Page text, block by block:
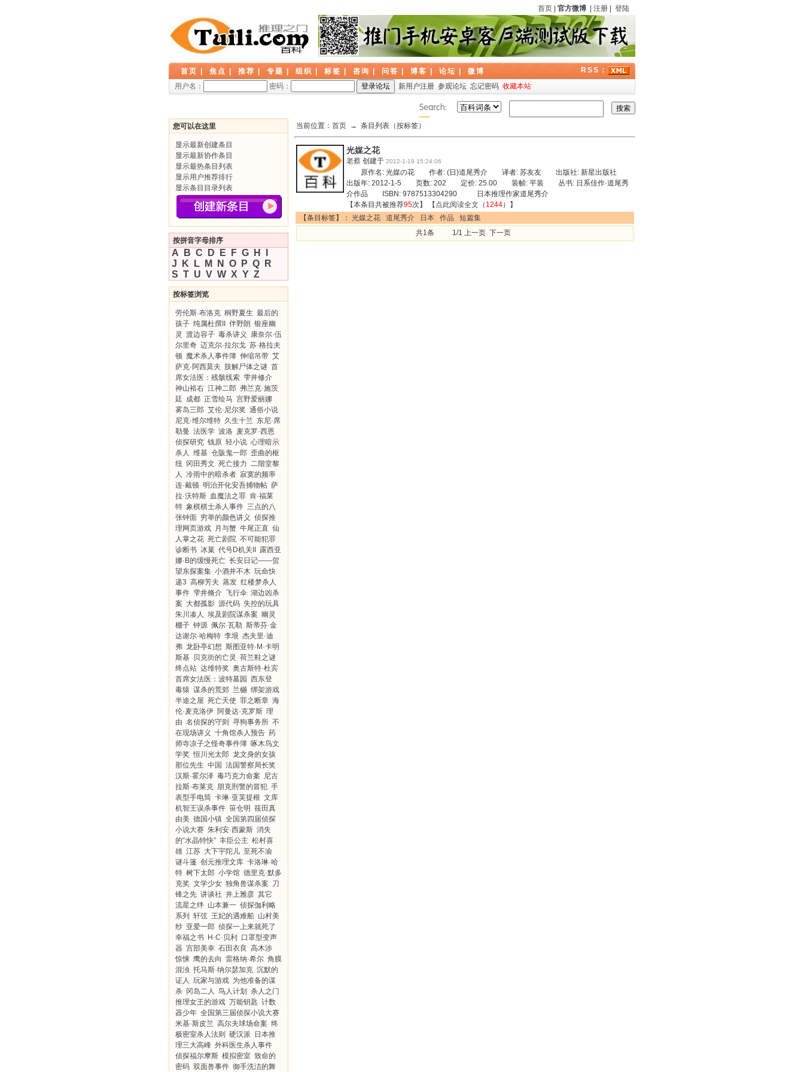
首页 官方微博 注册 登陆
首页 焦点 推荐 专题 组织 标签 咨询 问答 博客 论坛 微博
RSS：
用户名：
密码： 新用户注册 参观论坛 忘记密码 收藏本站
您可以在这里
显示最新创建条目
显示最新协作条目
显示最热条目列表
显示用户推荐排行
显示条目目录列表
按拼音字母排序
A B C D E F G H
J
K L M N O P Q
R
S T U V W X Y Z
按标签浏览
劳伦斯·布洛克 桐野夏生 最后的
孩子 纯属杜撰II 伴野朗 银座幽
灵 渡边容子 毒杀讲义
康奈尔·伍
尔里奇 迈克尔·拉尔戈 苏·格拉夫
顿 魔术杀人事件簿 伸缩吊带 艾
萨克·阿西莫夫 肢解尸体之谜 首
席女法医：残骸线索 雫井修介
神山裕右 江神二郎 弗兰克·施茨
廷 成都 正雪绘马 宫野爱丽娜
雾岛三郎 艾伦·尼尔奖 通俗小说
尼克·维尔维特 久生十兰 东尼·席
勒曼 法医学 波洛 麦克罗·西恩
侦探研究 钱原 轻小说 心理暗示
杀人 维基 仓阪鬼一郎 歪曲的枢
纽
冈田秀文 死亡接力 二階堂黎
人 冷雨中的暗杀者 寂寞的频率
连·戴顿 明治开化安吾捕物帖 萨
拉·沃特斯 血魔法之罪 肯·福莱
特 象棋棋士杀人事件 三点的八
张钟面 穷举的颜色讲义 侦探推
理网页游戏 月与蟹 牛尾正直 仙
人掌之花 死亡剧院 不可能犯罪
诊断书 冰菓 代号D机关II
露西亚
娜·B的缓慢死亡 长安日记——贺
望东探案集 小酒井不木 玩命快
递3 高柳芳夫 蒸发 红楼梦杀人
事件 雫井脩介 飞行伞 湖边凶杀
案 大都孤影 源代码 失控的玩具
朱川凑人 埃及剧院谋杀案 幽灵
棚子 钟源 佩尔·瓦勒 斯蒂芬·金
达谢尔·哈梅特 李垠 杰夫里·迪
弗 龙卧亭幻想 斯图亚特·M·卡明
斯基 贝克街的亡灵 荷兰鞋之谜
终点站 达维特奖 奥古斯特·杜宾
首席女法医：波特墓园 西东登
毒猿 谋杀的荒郊 兰樾 绑架游戏
半途之屋 死亡天使 罪之断章 海
伦·麦克洛伊 阿曼达·克罗斯 理
由 名侦探的守则 寻狗事务所 不
在现场讲义 十角馆杀人预告 药
师寺凉子之怪奇事件簿 啄木鸟文
学奖 恒川光太郎 龙文身的女孩
那位先生 中国 法国警察局长奖
汉斯·霍尔泽 毒巧克力命案 尼古
拉斯·布莱克 朋克刑警的冒犯 手
表型手电筒 卡琳·亚芙提根 文库
机智王误杀事件 笹仓明 筱田真
由美 德国小镇 全国第四届侦探
小说大赛 朱利安·西蒙斯 消失
的“水晶特快” 丰臣公主 松村喜
雄 江苏 大下宇陀儿 至死不渝
谜斗篷 创元推理文库 卡洛琳·哈
特 树下太郎 小学馆 德里克·默多
克奖 文学少女 独角兽谋杀案 刀
锋之先 讲谈社 井上雅彦 其它
流星之绊 山本兼一 侦探伽利略
系列
轩弦 王妃的遇难船 山村美
纱 亚爱一郎 侦探一上来就死了
幸福之书 H·C·贝利
口罩型变声
器 宫部美幸 石田衣良 高木涉
惊悚 鹰的去向 雷格纳·希尔 角膜
混浊 托马斯·纳尔瑟加克 沉默的
证人 玩家与游戏 为他准备的谋
杀 冈岛二人 鸟人计划
杀人之门
推理女王的游戏 万能钥匙 计数
器少年 全国第三届侦探小说大赛
米基·斯皮兰 高尔夫球场命案 终
极密室杀人法则
硬汉派
日本推
理三大高峰 外科医生杀人事件
侦探福尔摩斯 模拟密室 致命的
密码 双面兽事件 御手洗洁的舞
当前位置： 首页 → 条目列表（按标签）
光媒之花
老蔡 创建于 2012-1-19 15:24:06
原作名: 光媒の花 作者: (日)道尾秀介 译者: 苏友友 出版社: 新星出版社
出版年: 2012-1-5 页数: 202 定价: 25.00 装帧: 平装 丛书: 日系佳作·道尾秀
介作品 ISBN: 9787513304290 日本推理作家道尾秀介
【本条目共被推荐95次】 【 点此阅读全文 （ 1244）】
【条目标签】： 光媒之花 道尾秀介 日本 作品
短篇集
共1条 1/1 上一页 下一页